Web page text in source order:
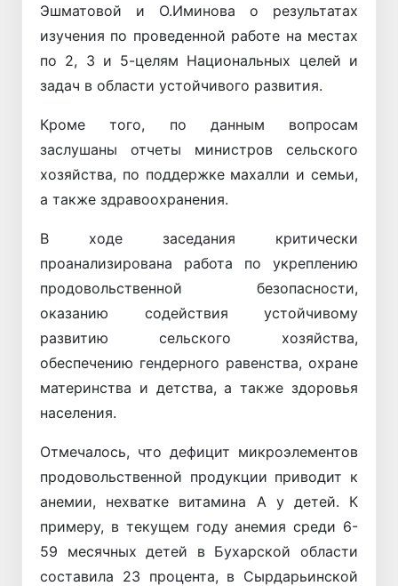
Эшматовой и О.Иминова о результатах
изучения по проведенной работе на местах
по 2, 3 и 5-целям Национальных целей и
задач в области устойчивого развития.
Кроме того, по данным вопросам
заслушаны отчеты министров сельского
хозяйства, по поддержке махалли и семьи,
а также здравоохранения.
В ходе заседания критически
проанализирована работа по укреплению
продовольственной безопасности,
оказанию содействия устойчивому
развитию сельского хозяйства,
обеспечению гендерного равенства, охране
материнства и детства, а также здоровья
населения.
Отмечалось, что дефицит микроэлементов
продовольственной продукции приводит к
анемии, нехватке витамина А у детей. К
примеру, в текущем году анемия среди 6-
59 месячных детей в Бухарской области
составила 23 процента, в Сырдарьинской